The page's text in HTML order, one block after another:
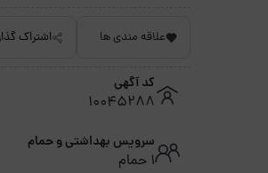
علاقه مندی ها اشتراک
کد آگهی
10045288
سرویس بهداشتی و حمام
1 حمام